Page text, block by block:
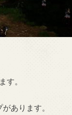
す。
あります。